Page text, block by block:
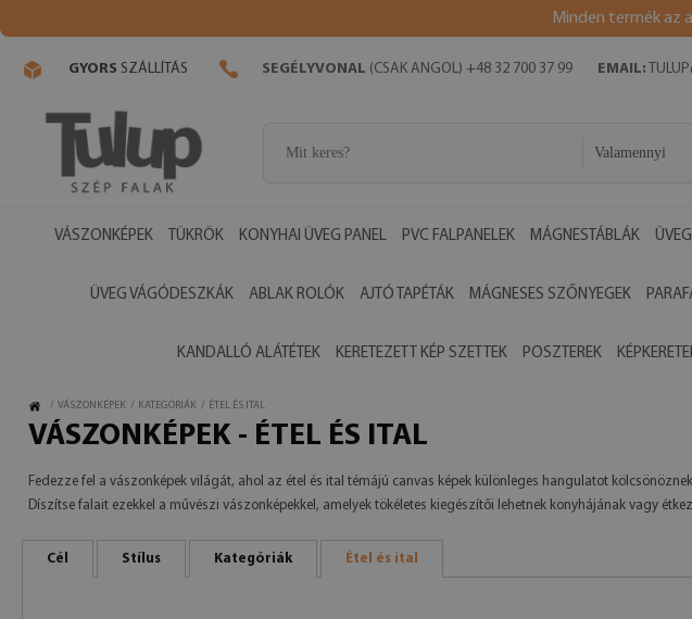
Minden termék az
GYORS SZÁLLÍTÁS SEGÉLYVONAL (CSAK ANGOL) +48 32 700 37 99 EMAIL:
Valamennyi
VÁSZONKÉPEK TÜKRÖK KONYHAI ÜVEG PANEL PVC FALPANELEK MÁGNESTÁBLÁK
ÜVEG VÁGÓDESZKÁK ABLAK ROLÓK AJTÓ TAPÉTÁK MÁGNESES SZŐNYEGEK
KANDALLÓ ALÁTÉTEK KERETEZETT KÉP SZETTEK POSZTEREK
/ VÁSZONKÉPEK / KATEGÓRIÁK / ÉTEL ÉS ITAL
VÁSZONKÉPEK - ÉTEL ÉS ITAL
Fedezze fel a vászonképek világát, ahol az étel és ital témájú canvas képek különleges hangulatot
Díszítse falait ezekkel a művészi vászonképekkel, amelyek tökéletes kiegészítői lehetnek konyhájának vagy
Cél Stílus Kategóriák Étel és ital